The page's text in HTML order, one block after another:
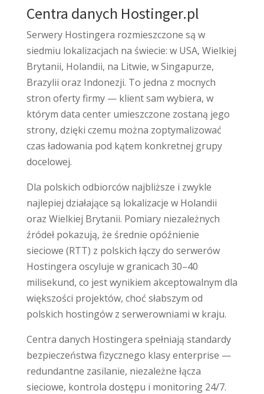
Centra danych Hostinger.pl
Serwery Hostingera rozmieszczone są w
siedmiu lokalizacjach na świecie: w USA, Wielkiej
Brytanii, Holandii, na Litwie, w Singapurze,
Brazylii oraz Indonezji. To jedna z mocnych
stron oferty firmy — klient sam wybiera, w
którym data center umieszczone zostaną jego
strony, dzięki czemu można zoptymalizować
czas ładowania pod kątem konkretnej grupy
docelowej.
Dla polskich odbiorców najbliższe i zwykle
najlepiej działające są lokalizacje w Holandii
oraz Wielkiej Brytanii. Pomiary niezależnych
źródeł pokazują, że średnie opóźnienie
sieciowe (RTT) z polskich łączy do serwerów
Hostingera oscyluje w granicach 30–40
milisekund, co jest wynikiem akceptowalnym dla
większości projektów, choć słabszym od
polskich hostingów z serwerowniami w kraju.
Centra danych Hostingera spełniają standardy
bezpieczeństwa fizycznego klasy enterprise —
redundantne zasilanie, niezależne łącza
sieciowe, kontrola dostępu i monitoring 24/7.